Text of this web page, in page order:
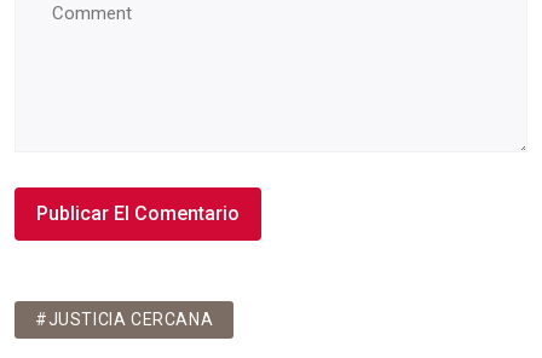
#JUSTICIA CERCANA